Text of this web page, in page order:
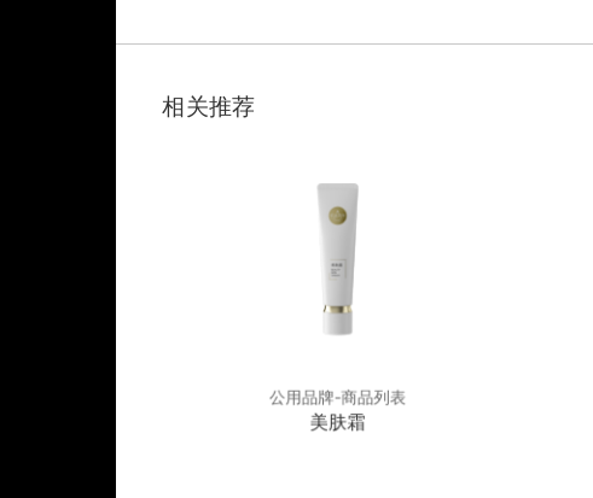
相关推荐
公用品牌-商品列表
美肤霜